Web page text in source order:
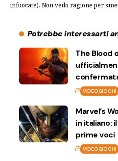
infuocate). Non vedo ragione per
Potrebbe interessarti
The Blood
VIDEOGIOCHI
Marvel’s
in italiano:
prime voci
VIDEOGIOCHI